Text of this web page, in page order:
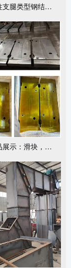
各类型支柱支腿类型钢结构加工成品展示：包括但不局限于涂装
机加工制品展示：滑块，衬板，齿轮等